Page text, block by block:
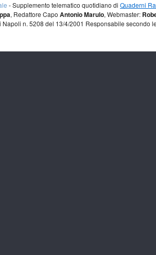
- Supplemento telematico quotidiano di Quaderni
, Redattore Capo Antonio Marulo, Webmaster:
Napoli n. 5208 del 13/4/2001 Responsabile secondo